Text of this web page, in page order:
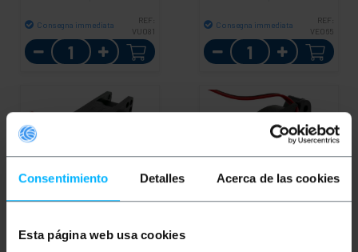
Consentimiento Detalles Acerca de las cookies
Esta página web usa cookies
Consegna immediata
REF:
VU081
Quantità
Consegna immediata
REF:
VE065
Quantità